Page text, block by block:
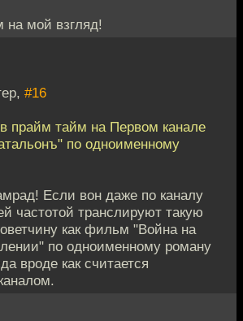
мой взгляд!
#16
прайм тайм на Первом канале
по одноименному
Если вон даже по каналу
частотой транслируют такую
как фильм "Война на
по одноименному роману
вроде как считается